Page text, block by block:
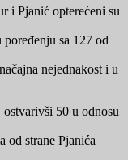
i Pjanić opterećeni su
sa 127 od
nejednakost i u
ostvarivši 50 u odnosu
od strane Pjanića